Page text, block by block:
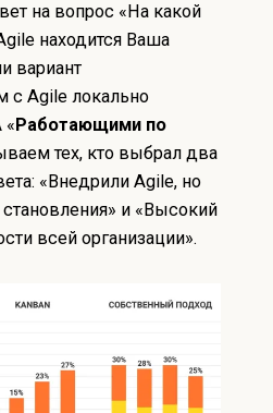
на вопрос «На какой
находится Ваша
вариант
с Agile локально
«Работающими по
тех, кто выбрал два
«Внедрили Agile, но
и «Высокий
всей организации».